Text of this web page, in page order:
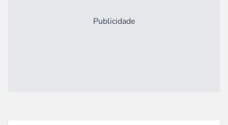
Publicidade